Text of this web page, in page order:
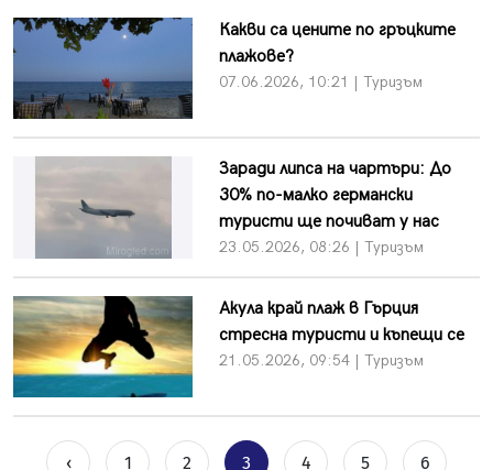
Какви са цените по гръцките
плажове?
07.06.2026, 10:21 | Туризъм
Заради липса на чартъри: До
30% по-малко германски
туристи ще почиват у нас
23.05.2026, 08:26 | Туризъм
Акула край плаж в Гърция
стресна туристи и къпещи се
21.05.2026, 09:54 | Туризъм
‹ 1 2 3 4 5 6